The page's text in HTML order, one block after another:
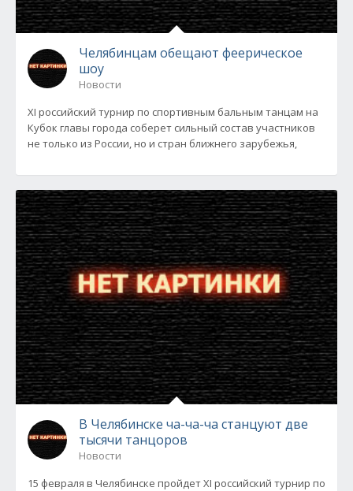
Челябинцам обещают феерическое
шоу
Новости
ХI российский турнир по спортивным бальным танцам на
Кубок главы города соберет сильный состав участников
не только из России, но и стран ближнего зарубежья,
В Челябинске ча-ча-ча станцуют две
тысячи танцоров
Новости
15 февраля в Челябинске пройдет XI российский турнир по